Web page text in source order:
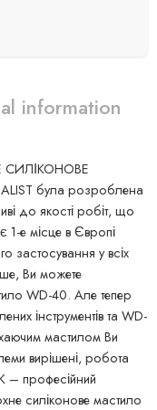
information
СИЛІКОНОВЕ
була розроблена
до якості робіт, що
1-е місце в Європі
застосування у всіх
Ви можете
WD-40. Але тепер
інструментів та WD-
мастилом Ви
вирішені, робота
професійний
силіконове мастило